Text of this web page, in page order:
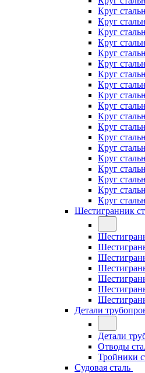
Круг
Круг
Круг
Круг
Круг
Круг
Круг
Круг
Круг
Круг
Круг
Круг
Круг
Круг
Круг
Круг
Круг
Круг
Круг
Шестигранник
Детали
Детали
Отводы
Тройники
Судовая сталь